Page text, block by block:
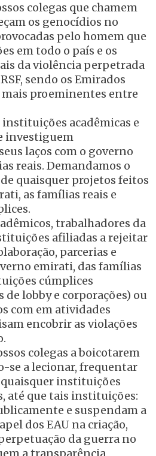
colegas que chamem
os genocídios no
pelo homem que
em todo o país e os
da violência perpetrada
sendo os Emirados
mais proeminentes entre
instituições acadêmicas e
investiguem
laços com o governo
reais. Demandamos o
quaisquer projetos feitos
as famílias reais e
trabalhadores da
afiliadas a rejeitar
parcerias e
emirati, das famílias
cúmplices
lobby e corporações) ou
com em atividades
encobrir as violações
colegas a boicotarem
se a lecionar, frequentar
instituições
até que tais instituições:
e suspendam a
dos EAU na criação,
da guerra no